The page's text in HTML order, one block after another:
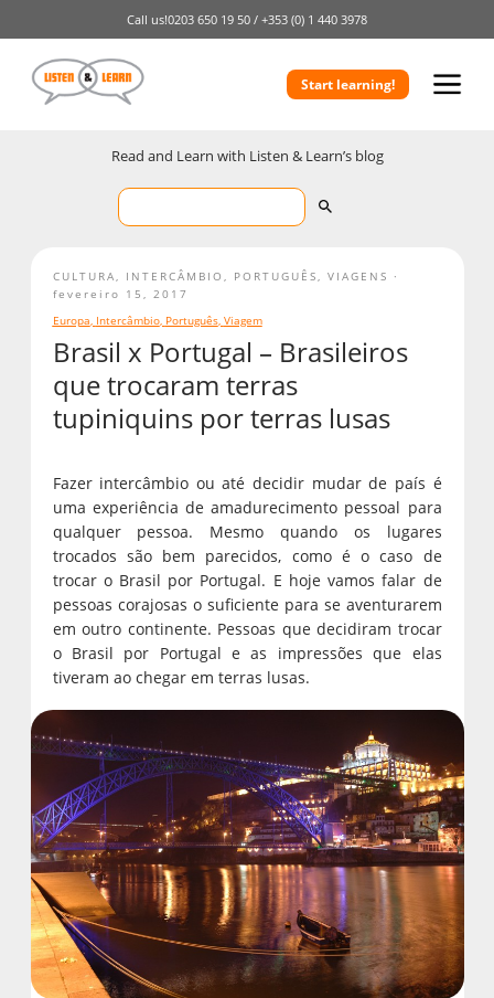
Call us!0203 650 19 50 / +353 (0) 1 440 3978
Start learning!
Read and Learn with Listen & Learn’s blog
Brasil x Portugal – Brasileiros
que trocaram terras
tupiniquins por terras lusas
Fazer intercâmbio ou até decidir mudar de país é
uma experiência de amadurecimento pessoal para
qualquer pessoa. Mesmo quando os lugares
trocados são bem parecidos, como é o caso de
trocar o Brasil por Portugal. E hoje vamos falar de
pessoas corajosas o suficiente para se aventurarem
em outro continente. Pessoas que decidiram trocar
o Brasil por Portugal e as impressões que elas
tiveram ao chegar em terras lusas.
CULTURA INTERCÂMBIO PORTUGUÊS
VIAGENS
fevereiro 15, 2017
Europa, Intercâmbio, Português, Viagem